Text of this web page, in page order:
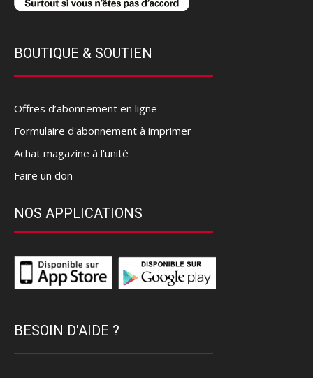
BOUTIQUE & SOUTIEN
Offres d’abonnement en ligne
Formulaire d'abonnement à imprimer
Achat magazine à l'unité
Faire un don
NOS APPLICATIONS
BESOIN D'AIDE ?